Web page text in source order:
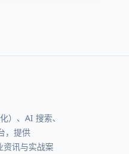
）、AI 搜索、
，提供
资讯与实战案